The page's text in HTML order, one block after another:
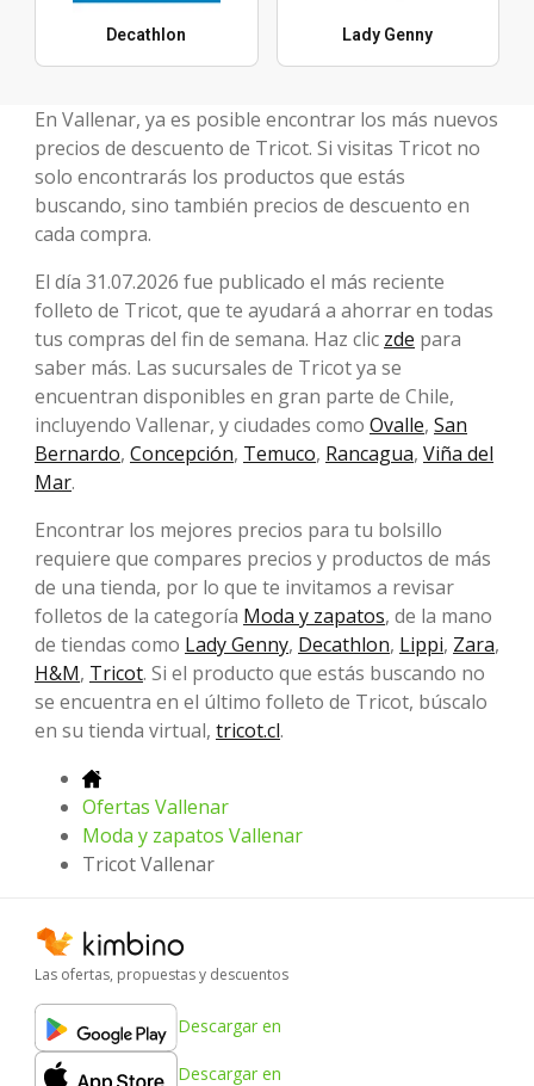
Decathlon Lady Genny
En Vallenar, ya es posible encontrar los más nuevos
precios de descuento de Tricot. Si visitas Tricot no
solo encontrarás los productos que estás
buscando, sino también precios de descuento en
cada compra.
El día 31.07.2026 fue publicado el más reciente
folleto de Tricot, que te ayudará a ahorrar en todas
tus compras del fin de semana. Haz clic zde para
saber más. Las sucursales de Tricot ya se
encuentran disponibles en gran parte de Chile,
incluyendo Vallenar, y ciudades como Ovalle, San
Bernardo, Concepción, Temuco, Rancagua, Viña del
Mar.
Encontrar los mejores precios para tu bolsillo
requiere que compares precios y productos de más
de una tienda, por lo que te invitamos a revisar
folletos de la categoría Moda y zapatos, de la mano
de tiendas como Lady Genny, Decathlon, Lippi, Zara,
H&M, Tricot. Si el producto que estás buscando no
se encuentra en el último folleto de Tricot, búscalo
en su tienda virtual, tricot.cl.
Ofertas Vallenar
Moda y zapatos Vallenar
Tricot Vallenar
Las ofertas, propuestas y descuentos
Descargar en
Descargar en